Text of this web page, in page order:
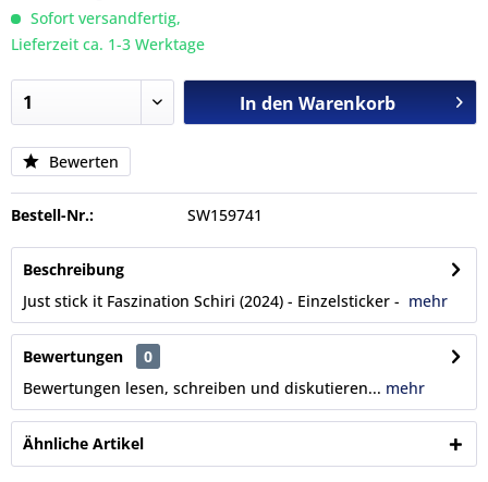
Sofort versandfertig,
Lieferzeit ca. 1-3 Werktage
In den Warenkorb
Bewerten
Bestell-Nr.: SW159741
Beschreibung
Just stick it Faszination Schiri (2024) - Einzelsticker - mehr
Bewertungen
0
Bewertungen lesen, schreiben und diskutieren... mehr
Ähnliche Artikel